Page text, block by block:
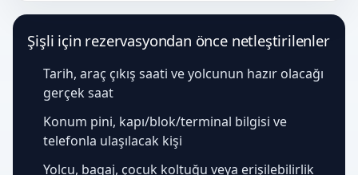
Şişli için rezervasyondan önce netleştirilenler
Tarih, araç çıkış saati ve yolcunun hazır olacağı
gerçek saat
Konum pini, kapı/blok/terminal bilgisi ve
telefonla ulaşılacak kişi
Yolcu, bagaj, çocuk koltuğu veya erişilebilirlik